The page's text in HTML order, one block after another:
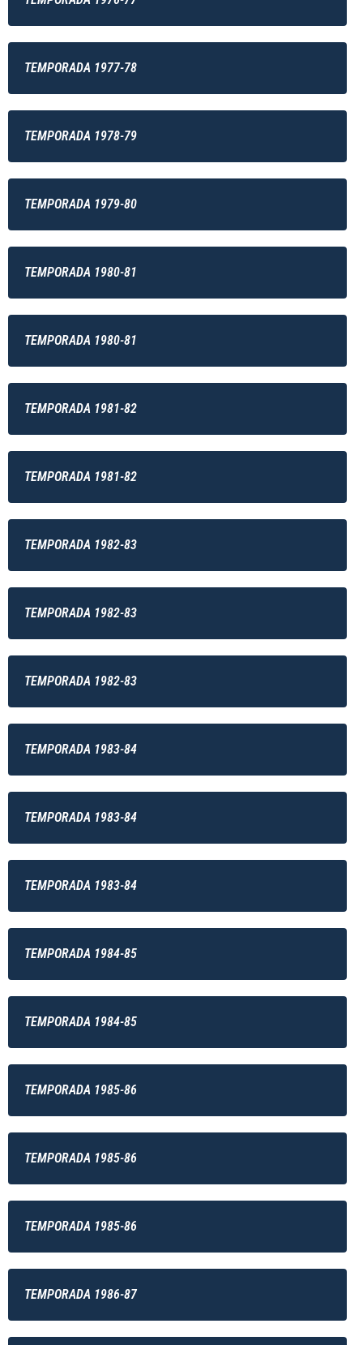
TEMPORADA 1977-78
TEMPORADA 1978-79
TEMPORADA 1979-80
TEMPORADA 1980-81
TEMPORADA 1980-81
TEMPORADA 1981-82
TEMPORADA 1981-82
TEMPORADA 1982-83
TEMPORADA 1982-83
TEMPORADA 1982-83
TEMPORADA 1983-84
TEMPORADA 1983-84
TEMPORADA 1983-84
TEMPORADA 1984-85
TEMPORADA 1984-85
TEMPORADA 1985-86
TEMPORADA 1985-86
TEMPORADA 1985-86
TEMPORADA 1986-87